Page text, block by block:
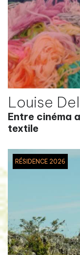
Louise
Entre cinéma
textile
RÉSIDENCE 2026